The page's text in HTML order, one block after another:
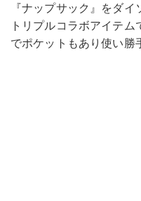
『ナップサック』をダ
トリプルコラボアイテ
でポケットもあり使い勝